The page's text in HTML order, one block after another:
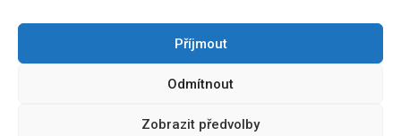
Příjmout
Odmítnout
Zobrazit předvolby
FB IG
©2026 Památník Antonína Dvořáka ve Vysoké u Příbramě,
PO. | Vysoká u Příbramě 69, 262 42, pošta Rožmitál pod